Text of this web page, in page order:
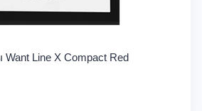
Want Line X Compact Red